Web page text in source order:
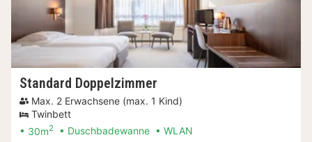
Standard Doppelzimmer
Max. 2 Erwachsene (max. 1 Kind)
Twinbett
30m2 Duschbadewanne WLAN